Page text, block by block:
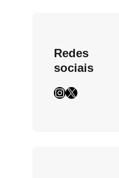
Redes
sociais
InstagramX